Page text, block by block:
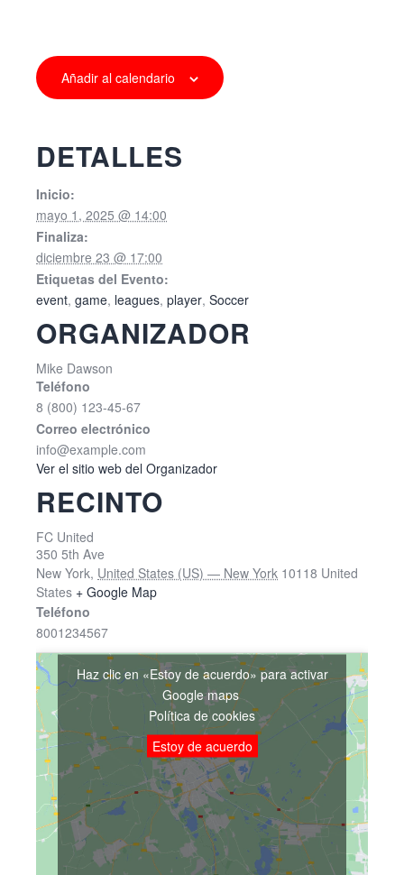
Añadir al calendario
DETALLES
Inicio:
mayo 1, 2025 @ 14:00
Finaliza:
diciembre 23 @ 17:00
Etiquetas del Evento:
event, game, leagues, player, Soccer
ORGANIZADOR
Mike Dawson
Teléfono
8 (800) 123-45-67
Correo electrónico
info@example.com
Ver el sitio web del Organizador
RECINTO
FC United
350 5th Ave
New York, United States (US) — New York 10118 United
States + Google Map
Teléfono
8001234567
Haz clic en «Estoy de acuerdo» para activar
Google maps
Política de cookies
Estoy de acuerdo